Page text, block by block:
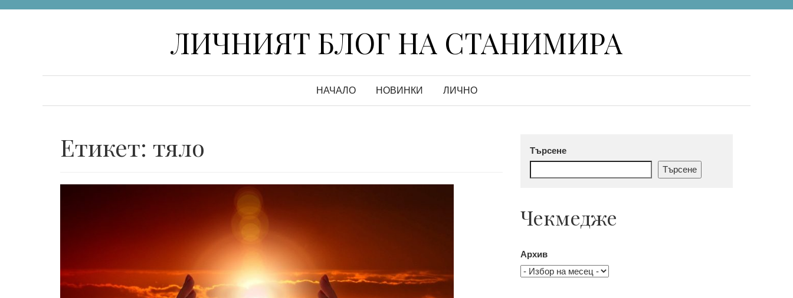
ЛИЧНИЯТ БЛОГ НА СТАНИМИРА
НАЧАЛО НОВИНКИ ЛИЧНО
Етикет: тяло
Търсене
Търсене
Чекмедже
Архив